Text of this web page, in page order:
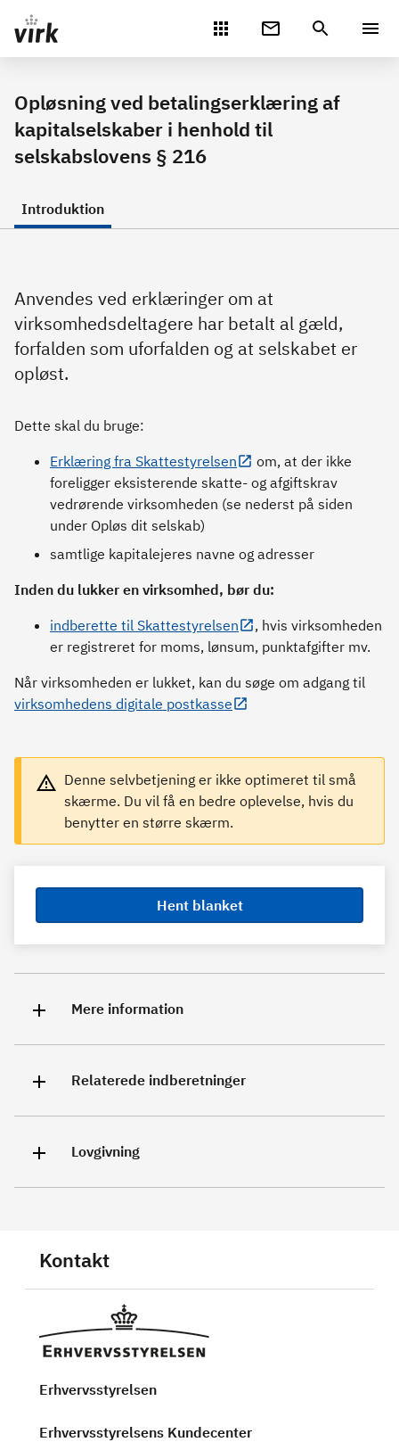
Gå direkte til indhold
Opløsning ved betalingserklæring af
kapitalselskaber i henhold til
selskabslovens § 216
Introduktion
Anvendes ved erklæringer om at
virksomhedsdeltagere har betalt al gæld,
forfalden som uforfalden og at selskabet er
opløst.
Dette skal du bruge:
Erklæring fra Skattestyrelsen
om, at der ikke
foreligger eksisterende skatte- og afgiftskrav
vedrørende virksomheden (se nederst på siden
under Opløs dit selskab)
samtlige kapitalejeres navne og adresser
Inden du lukker en virksomhed, bør du:
indberette til Skattestyrelsen
, hvis virksomheden
er registreret for moms, lønsum, punktafgifter mv.
Når virksomheden er lukket, kan du søge om adgang til
virksomhedens digitale postkasse
Denne selvbetjening er ikke optimeret til små
skærme. Du vil få en bedre oplevelse, hvis du
benytter en større skærm.
Hent blanket
Mere information
Relaterede indberetninger
Lovgivning
Kontakt
Erhvervsstyrelsen
Erhvervsstyrelsens Kundecenter